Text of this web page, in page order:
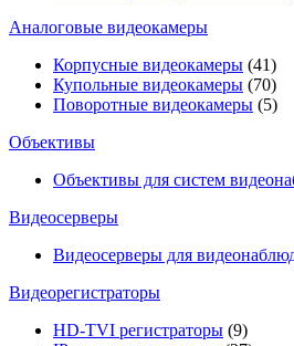
Аналоговые видеокамеры
Корпусные видеокамеры (41)
Купольные видеокамеры (70)
Поворотные видеокамеры (5)
Объективы
Объективы для систем
Видеосерверы
Видеосерверы для
Видеорегистраторы
HD-TVI регистраторы (9)